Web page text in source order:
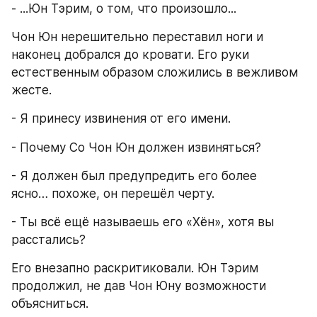
- ...Юн Тэрим, о том, что произошло...
Чон Юн нерешительно переставил ноги и
наконец добрался до кровати. Его руки
естественным образом сложились в вежливом
жесте.
- Я принесу извинения от его имени.
- Почему Со Чон Юн должен извиняться?
- Я должен был предупредить его более
ясно… похоже, он перешёл черту.
- Ты всё ещё называешь его «Хён», хотя вы
расстались?
Его внезапно раскритиковали. Юн Тэрим
продолжил, не дав Чон Юну возможности
объясниться.